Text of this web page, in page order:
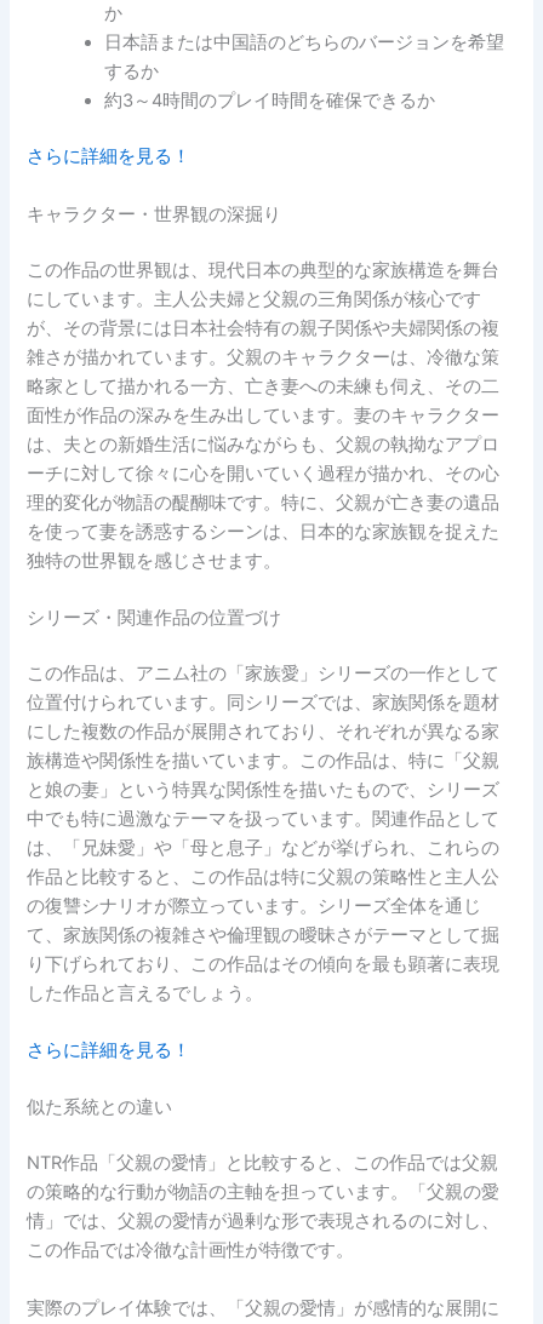
か
日本語または中国語のどちらのバージョンを希望
するか
約3～4時間のプレイ時間を確保できるか
さらに詳細を見る！
キャラクター・世界観の深掘り
この作品の世界観は、現代日本の典型的な家族構造を舞台
にしています。主人公夫婦と父親の三角関係が核心です
が、その背景には日本社会特有の親子関係や夫婦関係の複
雑さが描かれています。父親のキャラクターは、冷徹な策
略家として描かれる一方、亡き妻への未練も伺え、その二
面性が作品の深みを生み出しています。妻のキャラクター
は、夫との新婚生活に悩みながらも、父親の執拗なアプロ
ーチに対して徐々に心を開いていく過程が描かれ、その心
理的変化が物語の醍醐味です。特に、父親が亡き妻の遺品
を使って妻を誘惑するシーンは、日本的な家族観を捉えた
独特の世界観を感じさせます。
シリーズ・関連作品の位置づけ
この作品は、アニム社の「家族愛」シリーズの一作として
位置付けられています。同シリーズでは、家族関係を題材
にした複数の作品が展開されており、それぞれが異なる家
族構造や関係性を描いています。この作品は、特に「父親
と娘の妻」という特異な関係性を描いたもので、シリーズ
中でも特に過激なテーマを扱っています。関連作品として
は、「兄妹愛」や「母と息子」などが挙げられ、これらの
作品と比較すると、この作品は特に父親の策略性と主人公
の復讐シナリオが際立っています。シリーズ全体を通じ
て、家族関係の複雑さや倫理観の曖昧さがテーマとして掘
り下げられており、この作品はその傾向を最も顕著に表現
した作品と言えるでしょう。
さらに詳細を見る！
似た系統との違い
NTR作品「父親の愛情」と比較すると、この作品では父親
の策略的な行動が物語の主軸を担っています。「父親の愛
情」では、父親の愛情が過剰な形で表現されるのに対し、
この作品では冷徹な計画性が特徴です。
実際のプレイ体験では、「父親の愛情」が感情的な展開に